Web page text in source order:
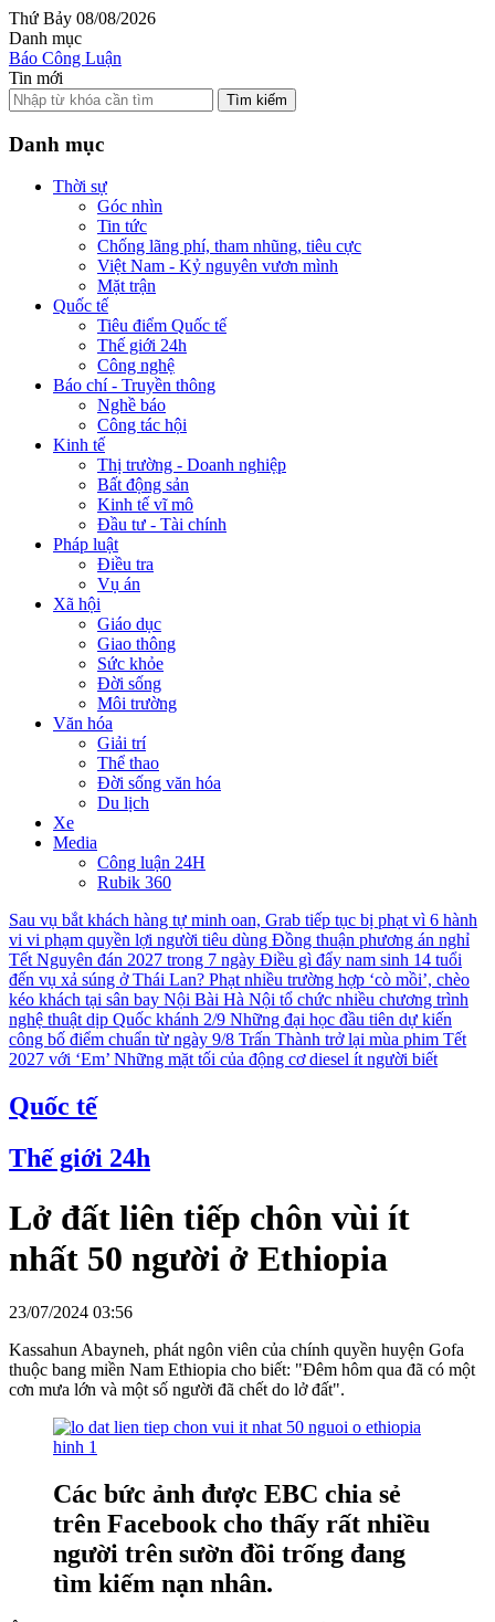
Thứ Bảy 08/08/2026
Danh mục
Báo Công Luận
Tin mới
Tìm kiếm
Danh mục
Thời sự
Góc nhìn
Tin tức
Chống lãng phí, tham nhũng, tiêu cực
Việt Nam - Kỷ nguyên vươn mình
Mặt trận
Quốc tế
Tiêu điểm Quốc tế
Thế giới 24h
Công nghệ
Báo chí - Truyền thông
Nghề báo
Công tác hội
Kinh tế
Thị trường - Doanh nghiệp
Bất động sản
Kinh tế vĩ mô
Đầu tư - Tài chính
Pháp luật
Điều tra
Vụ án
Xã hội
Giáo dục
Giao thông
Sức khỏe
Đời sống
Môi trường
Văn hóa
Giải trí
Thể thao
Đời sống văn hóa
Du lịch
Xe
Media
Công luận 24H
Rubik 360
Sau vụ bắt khách hàng tự minh oan, Grab tiếp tục bị phạt vì 6 hành
vi vi phạm quyền lợi người tiêu dùng Đồng thuận phương án nghỉ
Tết Nguyên đán 2027 trong 7 ngày Điều gì đẩy nam sinh 14 tuổi
đến vụ xả súng ở Thái Lan? Phạt nhiều trường hợp ‘cò mồi’, chèo
kéo khách tại sân bay Nội Bài Hà Nội tổ chức nhiều chương trình
nghệ thuật dịp Quốc khánh 2/9 Những đại học đầu tiên dự kiến
công bố điểm chuẩn từ ngày 9/8 Trấn Thành trở lại mùa phim Tết
2027 với ‘Em’ Những mặt tối của động cơ diesel ít người biết
Quốc tế
Thế giới 24h
Lở đất liên tiếp chôn vùi ít
nhất 50 người ở Ethiopia
23/07/2024 03:56
Kassahun Abayneh, phát ngôn viên của chính quyền huyện Gofa
thuộc bang miền Nam Ethiopia cho biết: "Đêm hôm qua đã có một
cơn mưa lớn và một số người đã chết do lở đất".
Các bức ảnh được EBC chia sẻ
trên Facebook cho thấy rất nhiều
người trên sườn đồi trống đang
tìm kiếm nạn nhân.